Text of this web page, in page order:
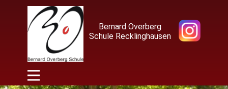
Bernard Overberg
Schule Recklinghausen